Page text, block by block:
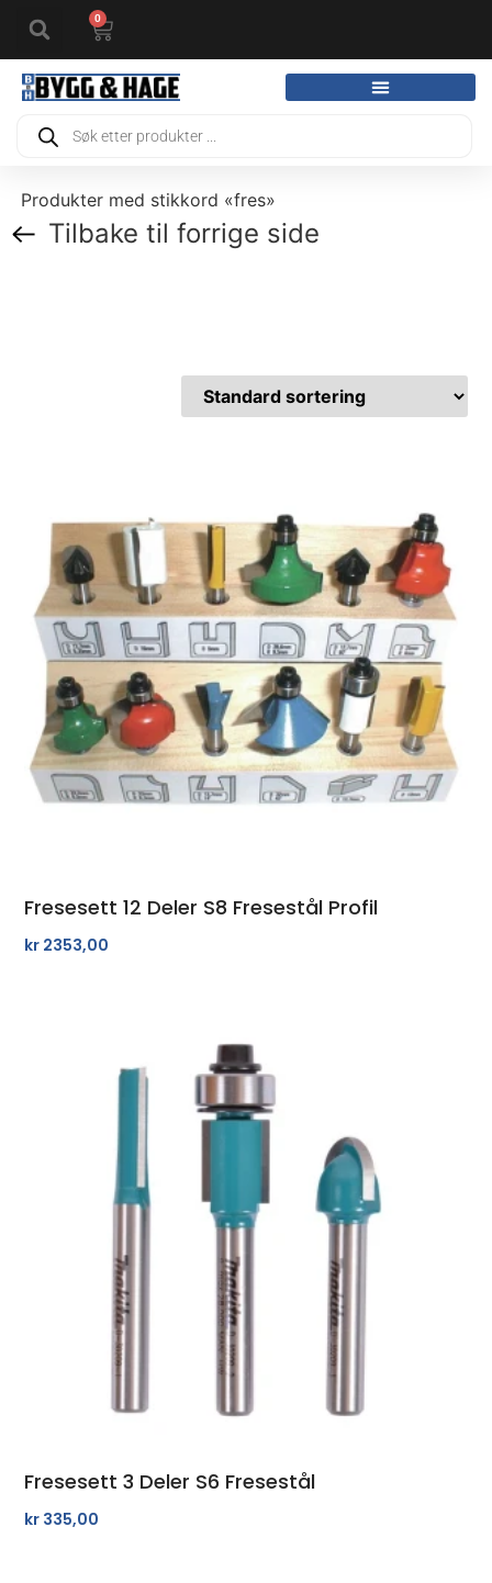
0
Produkter med stikkord «fres»
Tilbake til forrige side
Fresesett 12 Deler S8 Fresestål Profil
kr 2353,00
Fresesett 3 Deler S6 Fresestål
kr 335,00